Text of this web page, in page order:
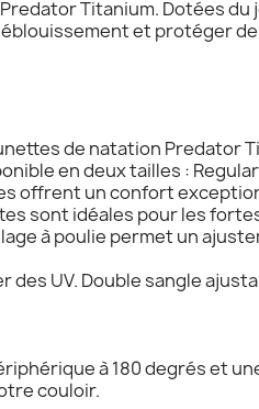
Titanium. Dotées
et protéger
de natation Predator
en deux tailles :
offrent un confort
sont idéales pour les
à poulie permet un
UV. Double sangle
à 180 degrés et
couloir.